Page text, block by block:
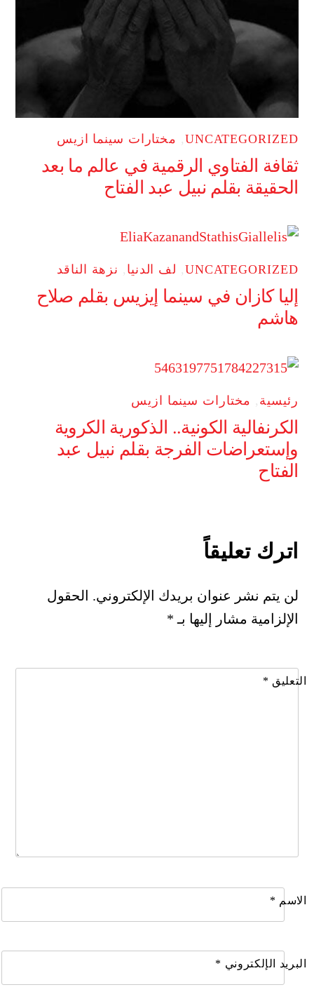
UNCATEGORIZED
, مختارات سينما ازيس
ثقافة الفتاوي الرقمية في عالم ما بعد
الحقيقة بقلم نبيل عبد الفتاح
UNCATEGORIZED
, لف الدنيا , نزهة الناقد
إليا كازان في سينما إيزيس بقلم صلاح
هاشم
رئيسية مختارات سينما ازيس
الكرنفالية الكونية.. الذكورية الكروية
وإستعراضات الفرجة بقلم نبيل عبد
الفتاح
اترك تعليقاً
لن يتم نشر عنوان بريدك الإلكتروني. الحقول
الإلزامية مشار إليها بـ *
التعليق *
الاسم *
البريد الإلكتروني *